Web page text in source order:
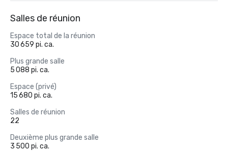
Salles de réunion
Espace total de la réunion
30 659 pi. ca.
Plus grande salle
5 088 pi. ca.
Espace (privé)
15 680 pi. ca.
Salles de réunion
22
Deuxième plus grande salle
3 500 pi. ca.